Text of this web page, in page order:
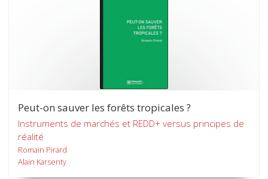
Peut-on sauver les forêts tropicales ?
Instruments de marchés et REDD+ versus principes de
réalité
Romain Pirard
Alain Karsenty